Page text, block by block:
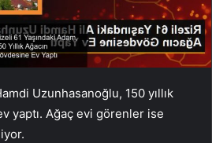
Uzunhasanoğlu, 150 yıllık
yaptı. Ağaç evi görenler ise